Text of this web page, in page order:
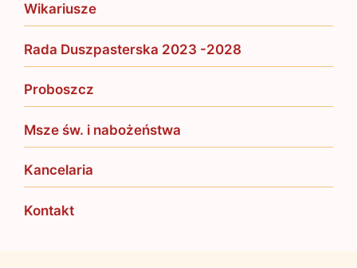
Wikariusze
Rada Duszpasterska 2023 -2028
Proboszcz
Msze św. i nabożeństwa
Kancelaria
Kontakt